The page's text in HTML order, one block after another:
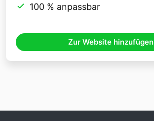
100 % anpassbar
Zur Website hinzufügen